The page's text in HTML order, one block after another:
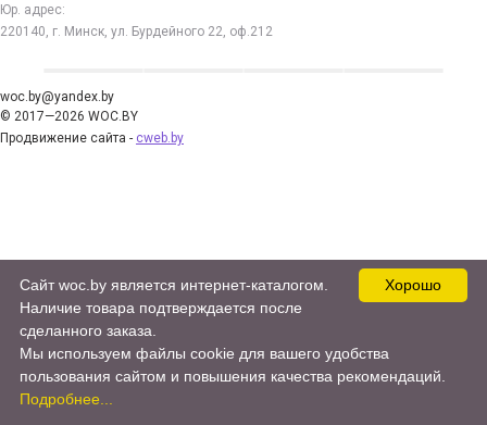
Юр. адрес:
220140, г. Минск, ул. Бурдейного 22, оф.212
woc.by@yandex.by
© 2017—2026 WOC.BY
Продвижение сайта - cweb.by
Хорошо
Сайт woc.by является интернет-каталогом.
Наличие товара подтверждается после
сделанного заказа.
Мы используем файлы cookie для вашего удобства
пользования сайтом и повышения качества рекомендаций.
Подробнее...